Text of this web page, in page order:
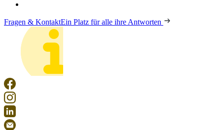
Fragen & KontaktEin Platz für alle ihre Antworten